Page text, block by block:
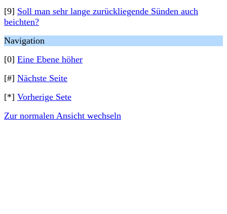
[9] Soll man sehr lange zurückliegende Sünden auch
beichten?
Navigation
[0] Eine Ebene höher
[#] Nächste Seite
[*] Vorherige Sete
Zur normalen Ansicht wechseln